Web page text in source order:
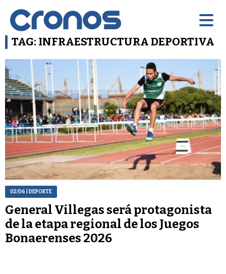
TAG: INFRAESTRUCTURA DEPORTIVA
02/06 | DEPORTE
General Villegas será protagonista
de la etapa regional de los Juegos
Bonaerenses 2026